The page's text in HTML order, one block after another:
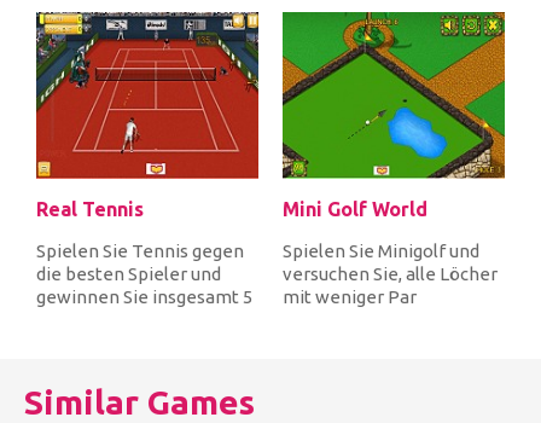
Real Tennis
Spielen Sie Tennis gegen
die besten Spieler und
gewinnen Sie insgesamt 5
Mini Golf World
Spielen Sie Minigolf und
versuchen Sie, alle Löcher
mit weniger Par
Similar Games